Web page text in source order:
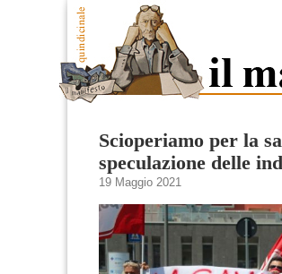
Scioperiamo per la
speculazione delle
19 Maggio 2021